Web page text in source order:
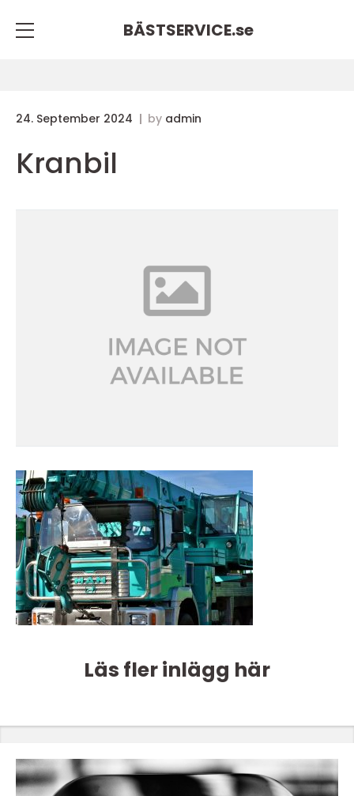
BÄSTSERVICE.se
24. September 2024 by admin
Kranbil
Läs fler inlägg här